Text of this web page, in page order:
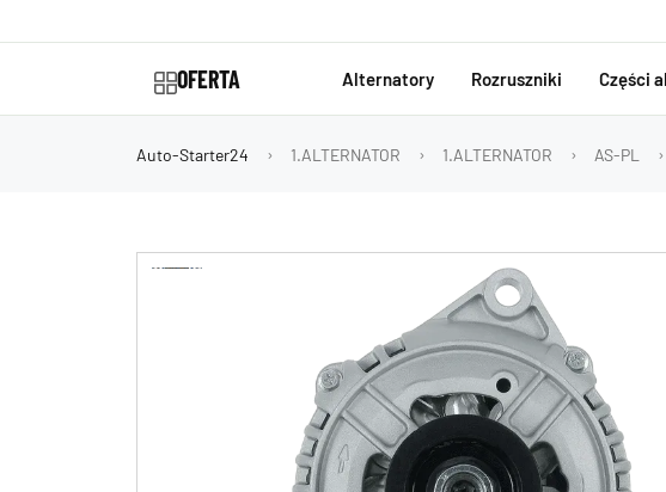
OFERTA Alternatory Rozruszniki Części
Auto-Starter24 1.ALTERNATOR 1.ALTERNATOR AS-PL